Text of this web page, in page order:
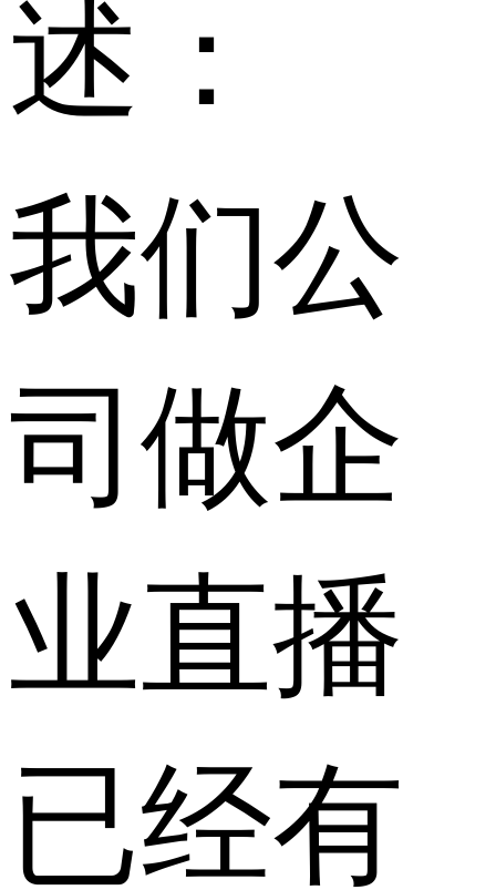
述：
我们公
司做企
业直播
已经有